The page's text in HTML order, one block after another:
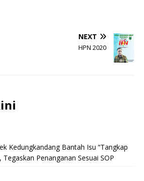
NEXT
HPN 2020
Kedungkandang Bantah Isu “Tangkap
Tegaskan Penanganan Sesuai SOP